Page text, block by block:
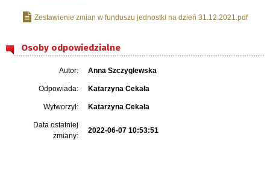
Zestawienie zmian w funduszu jednostki na dzień 31.12.2021.pdf
Osoby odpowiedzialne
Autor: Anna Szczyglewska
Odpowiada: Katarzyna Cekała
Wytworzył: Katarzyna Cekała
Data ostatniej
zmiany:
2022-06-07 10:53:51